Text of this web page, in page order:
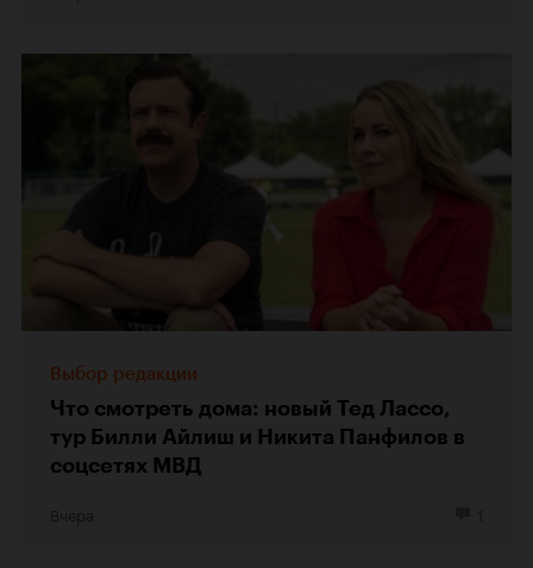
Выбор редакции
Что смотреть дома: новый Тед Лассо,
тур Билли Айлиш и Никита Панфилов в
соцсетях МВД